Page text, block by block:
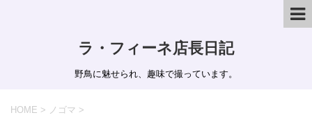
ラ・フィーネ店長日記
野鳥に魅せられ、趣味で撮っています。
HOME > ノゴマ >